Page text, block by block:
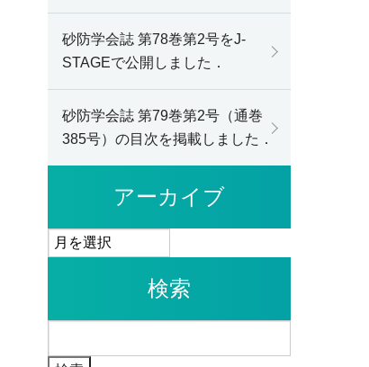
砂防学会誌 第78巻第2号をJ-
STAGEで公開しました．
砂防学会誌 第79巻第2号（通巻
385号）の目次を掲載しました．
アーカイブ
ア
ー
検索
索: